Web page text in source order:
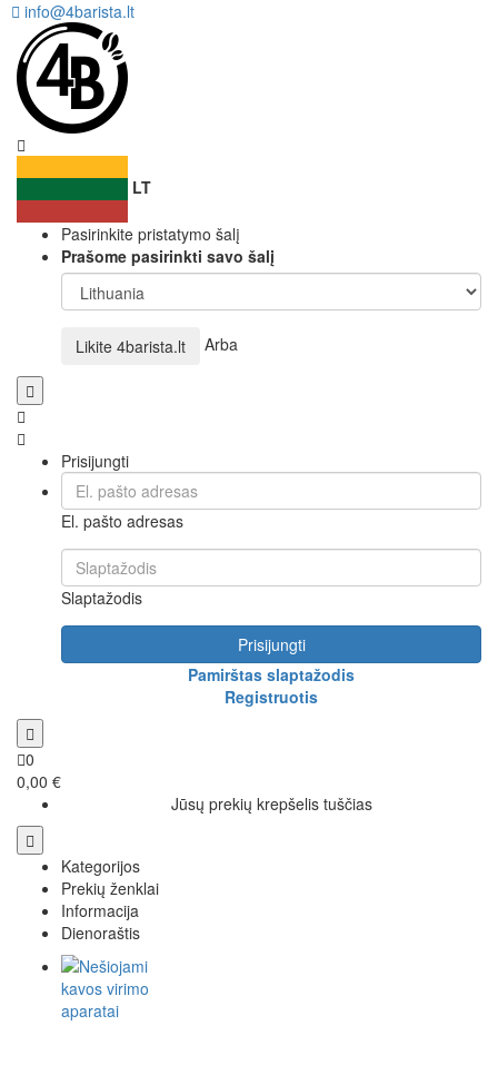
info@4barista.lt
LT
Pasirinkite pristatymo šalį
Prašome pasirinkti savo šalį
Likite 4barista.lt Arba
Prisijungti
El. pašto adresas
Slaptažodis
Prisijungti
Pamirštas slaptažodis
Registruotis
0
0,00 €
Jūsų prekių krepšelis tuščias
Kategorijos
Prekių ženklai
Informacija
Dienoraštis